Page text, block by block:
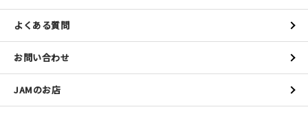
よくある質問
お問い合わせ
JAMのお店